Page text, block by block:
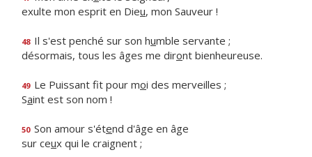
exulte mon esprit en Dieu, mon Sauveur !
48 Il s'est penché sur son humble servante ;
désormais, tous les âges me diront bienheureuse.
49 Le Puissant fit pour moi des merveilles ;
Saint est son nom !
50 Son amour s'étend d'âge en âge
sur ceux qui le craignent ;